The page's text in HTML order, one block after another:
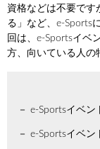
資格などは不要です
る」など、e-Sports
回は、e-Sportsイベ
方、向いている人の
e-Sportsイベン
e-Sportsイベン